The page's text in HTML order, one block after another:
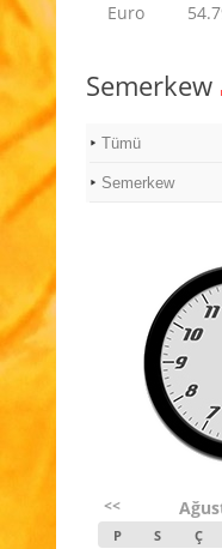
Euro
Semerkew
Tümü
Semerkew
<<
P S Ç